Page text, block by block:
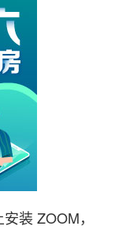
装 ZOOM，